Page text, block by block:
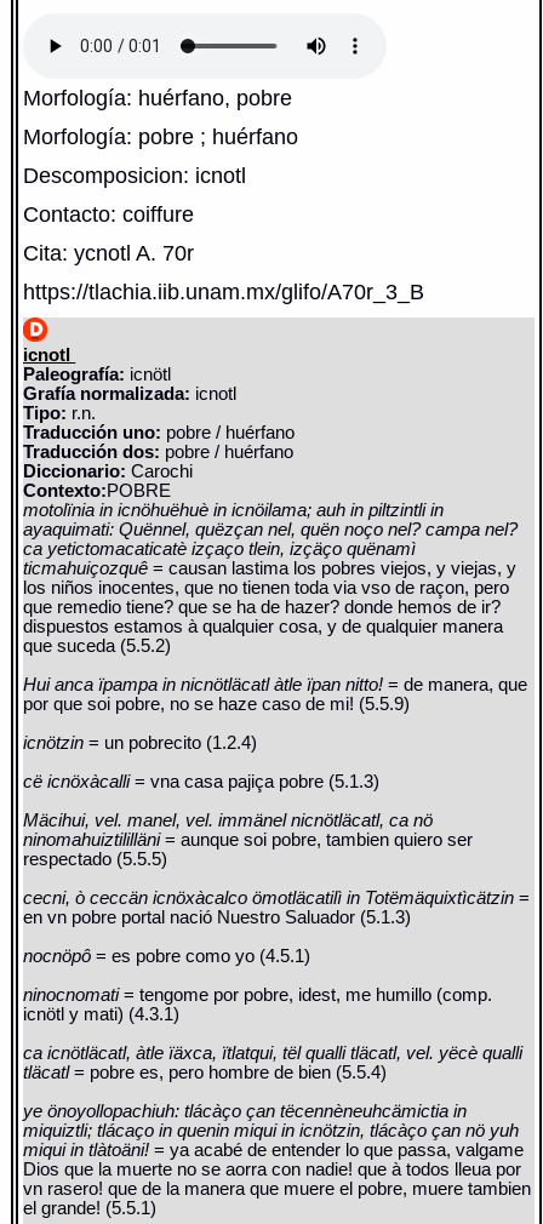
Morfología: huérfano, pobre
Morfología: pobre ; huérfano
Descomposicion: icnotl
Contacto: coiffure
Cita: ycnotl A. 70r
https://tlachia.iib.unam.mx/glifo/A70r_3_B
icnotl
Paleografía: icnötl
Grafía normalizada: icnotl
Tipo: r.n.
Traducción uno: pobre / huérfano
Traducción dos: pobre / huérfano
Diccionario:Carochi
Contexto:POBRE
motolïnia in icnöhuëhuè in icnöilama; auh in piltzintli in
ayaquimati: Quënnel, quëzçan nel, quën noço nel? campa nel?
ca yetictomacaticatè izçaço tlein, izçäço quënamì
ticmahuiçozquê= causan lastima los pobres viejos, y viejas, y
los niños inocentes, que no tienen toda via vso de raçon, pero
que remedio tiene? que se ha de hazer? donde hemos de ir?
dispuestos estamos à qualquier cosa, y de qualquier manera
que suceda (5.5.2)
Hui anca ïpampa in nicnötläcatl àtle ïpan nitto!= de manera, que
por que soi pobre, no se haze caso de mi! (5.5.9)
icnötzin= un pobrecito (1.2.4)
cë icnöxàcalli= vna casa pajiça pobre (5.1.3)
Mäcihui, vel. manel, vel. immänel nicnötläcatl, ca nö
ninomahuiztililläni= aunque soi pobre, tambien quiero ser
respectado (5.5.5)
cecni, ò ceccän icnöxàcalco ömotläcatilì in Totëmäquixtìcätzin=
en vn pobre portal nació Nuestro Saluador (5.1.3)
nocnöpô= es pobre como yo (4.5.1)
ninocnomati= tengome por pobre, idest, me humillo (comp.
icnötl y mati) (4.3.1)
ca icnötläcatl, àtle ïäxca, ïtlatqui, tël qualli tläcatl, vel. yëcè qualli
tläcatl= pobre es, pero hombre de bien (5.5.4)
ye önoyollopachiuh: tlácàço çan tëcennèneuhcämictia in
miquiztli; tlácaço in quenin miqui in icnötzin, tlácàço çan nö yuh
miqui in tlàtoäni!= ya acabé de entender lo que passa, valgame
Dios que la muerte no se aorra con nadie! que à todos lleua por
vn rasero! que de la manera que muere el pobre, muere tambien
el grande! (5.5.1)